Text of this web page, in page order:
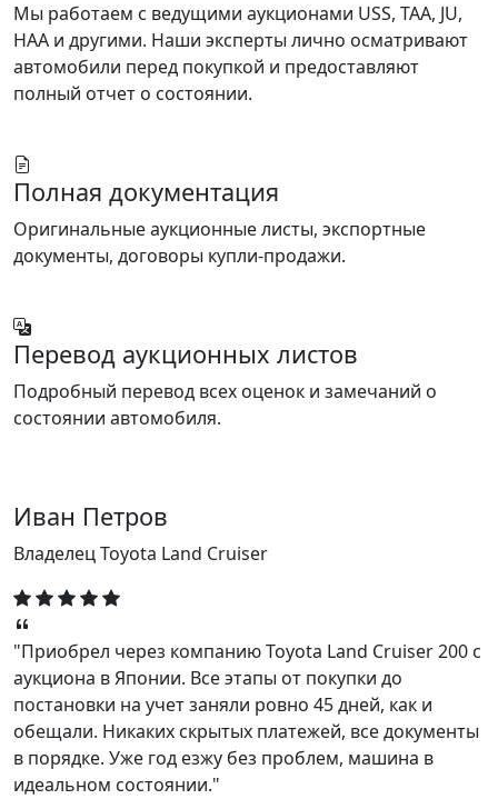
Мы работаем с ведущими аукционами USS, TAA, JU,
HAA и другими. Наши эксперты лично осматривают
автомобили перед покупкой и предоставляют
полный отчет о состоянии.
Полная документация
Оригинальные аукционные листы, экспортные
документы, договоры купли-продажи.
Перевод аукционных листов
Подробный перевод всех оценок и замечаний о
состоянии автомобиля.
Иван Петров
Владелец Toyota Land Cruiser
"Приобрел через компанию Toyota Land Cruiser 200 с
аукциона в Японии. Все этапы от покупки до
постановки на учет заняли ровно 45 дней, как и
обещали. Никаких скрытых платежей, все документы
в порядке. Уже год езжу без проблем, машина в
идеальном состоянии."